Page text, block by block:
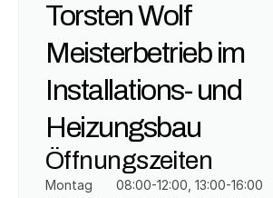
Torsten Wolf
Meisterbetrieb im
Installations- und
Heizungsbau
Öffnungszeiten
Montag
08:00-12:00, 13:00-16:00